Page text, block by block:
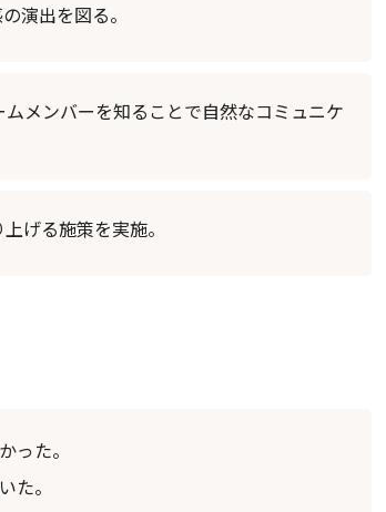
演出を図る。
メンバーを知ることで自然なコミュニケ
げる施策を実施。
った。
た。